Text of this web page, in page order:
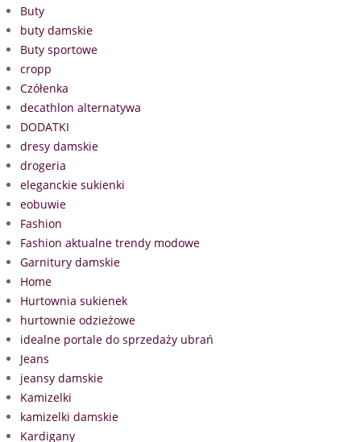
Buty
buty damskie
Buty sportowe
cropp
Czółenka
decathlon alternatywa
DODATKI
dresy damskie
drogeria
eleganckie sukienki
eobuwie
Fashion
Fashion aktualne trendy modowe
Garnitury damskie
Home
Hurtownia sukienek
hurtownie odzieżowe
idealne portale do sprzedaży ubrań
Jeans
jeansy damskie
Kamizelki
kamizelki damskie
Kardigany